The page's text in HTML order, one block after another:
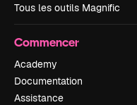
Tous les outils Magnific
Commencer
Academy
Documentation
Assistance